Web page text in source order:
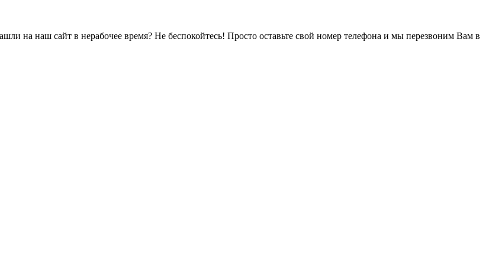
на наш сайт в нерабочее время? Не беспокойтесь! Просто оставьте свой номер телефона и мы перезвоним Вам в